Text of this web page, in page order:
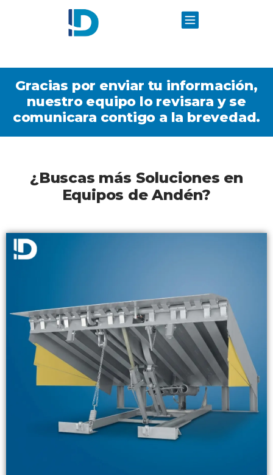
Gracias por enviar tu información,
nuestro equipo lo revisara y se
comunicara contigo a la brevedad.
¿Buscas más Soluciones en
Equipos de Andén?